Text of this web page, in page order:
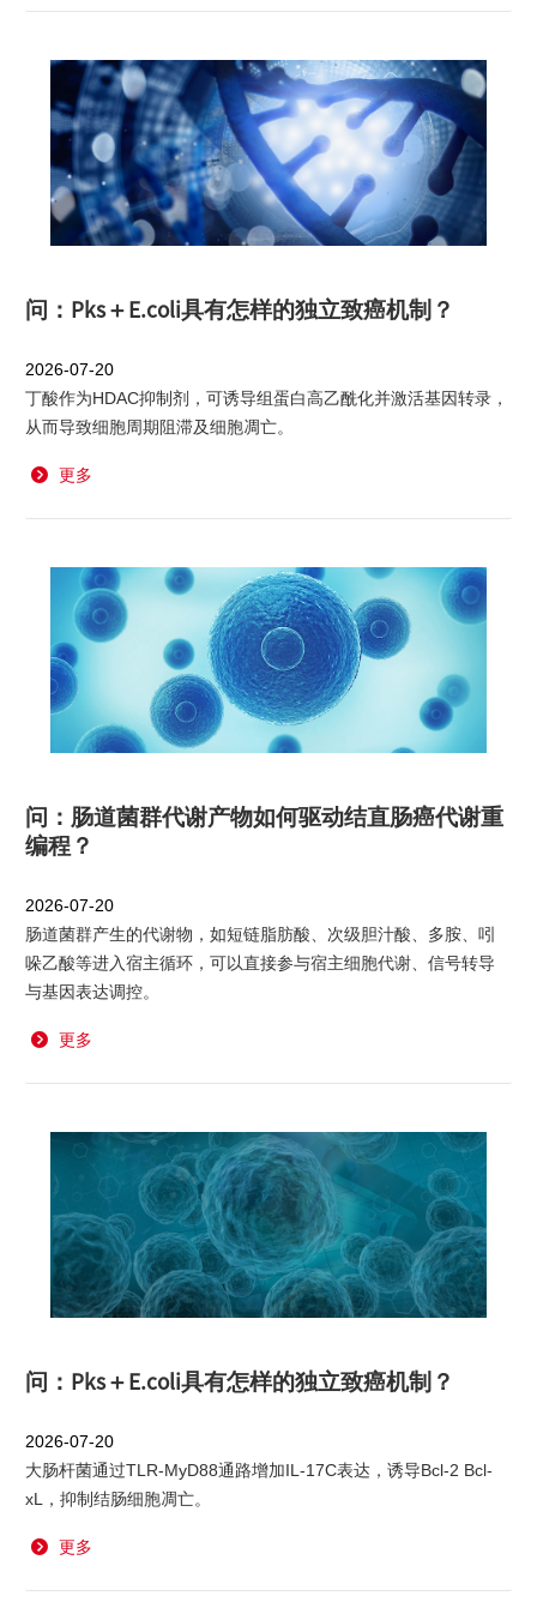
问：Pks＋E.coli具有怎样的独立致癌机制？
2026-07-20
丁酸作为HDAC抑制剂，可诱导组蛋白高乙酰化并激活基因转录，
从而导致细胞周期阻滞及细胞凋亡。
更多
问：肠道菌群代谢产物如何驱动结直肠癌代谢重
编程？
2026-07-20
肠道菌群产生的代谢物，如短链脂肪酸、次级胆汁酸、多胺、吲
哚乙酸等进入宿主循环，可以直接参与宿主细胞代谢、信号转导
与基因表达调控。
更多
问：Pks＋E.coli具有怎样的独立致癌机制？
2026-07-20
大肠杆菌通过TLR-MyD88通路增加IL-17C表达，诱导Bcl-2 Bcl-
xL，抑制结肠细胞凋亡。
更多